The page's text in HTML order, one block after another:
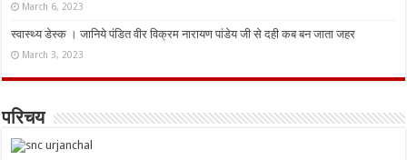
March 6, 2023
स्वास्थ्य डेस्क । जानिये पंडित वीर विक्रम नारायण पांडेय जी से दही कब बन जाता जहर
March 3, 2023
परिचय